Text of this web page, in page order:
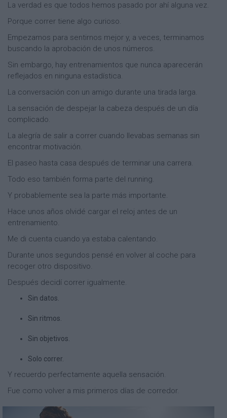
La verdad es que todos hemos pasado por ahí alguna vez.
Porque correr tiene algo curioso.
Empezamos para sentirnos mejor y, a veces, terminamos
buscando la aprobación de unos números.
Sin embargo, hay entrenamientos que nunca aparecerán
reflejados en ninguna estadística.
La conversación con un amigo durante una tirada larga.
La sensación de despejar la cabeza después de un día
complicado.
La alegría de salir a correr cuando llevabas semanas sin
encontrar motivación.
El paseo hasta casa después de terminar una carrera.
Todo eso también forma parte del running.
Y probablemente sea la parte más importante.
Hace unos años olvidé cargar el reloj antes de un
entrenamiento.
Me di cuenta cuando ya estaba calentando.
Durante unos segundos pensé en volver al coche para
recoger otro dispositivo.
Después decidí correr igualmente.
Sin datos.
Sin ritmos.
Sin objetivos.
Solo correr.
Y recuerdo perfectamente aquella sensación.
Fue como volver a mis primeros días de corredor.